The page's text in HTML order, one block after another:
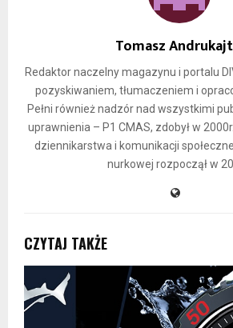
Tomasz
Redaktor naczelny magazynu i portalu
pozyskiwaniem, tłumaczeniem i
Pełni również nadzór nad wszystkimi
uprawnienia – P1 CMAS, zdobył w
dziennikarstwa i komunikacji
nurkowej rozpoczął w
CZYTAJ TAKŻE